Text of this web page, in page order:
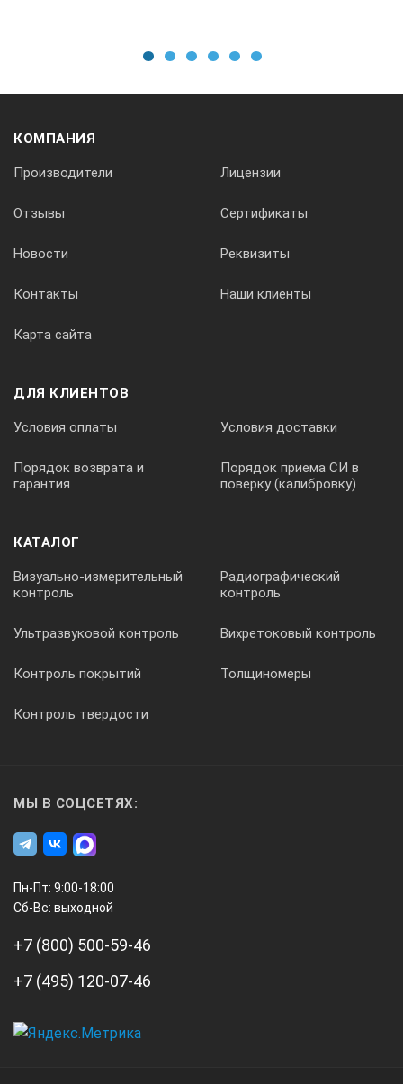
КОМПАНИЯ
Производители Лицензии
Отзывы Сертификаты
Новости Реквизиты
Контакты Наши клиенты
Карта сайта
ДЛЯ КЛИЕНТОВ
Условия оплаты Условия доставки
Порядок возврата и
гарантия
Порядок приема СИ в
поверку (калибровку)
КАТАЛОГ
Визуально-измерительный
контроль
Радиографический
контроль
Ультразвуковой контроль Вихретоковый контроль
Контроль покрытий Толщиномеры
Контроль твердости
МЫ В СОЦСЕТЯХ:
Пн-Пт: 9:00-18:00
Сб-Вс: выходной
+7 (800) 500-59-46
+7 (495) 120-07-46